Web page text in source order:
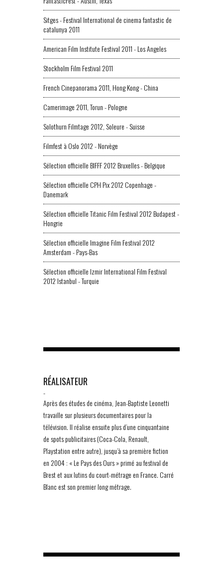
Sitges - Festival International de cinema fantastic de
catalunya 2011
American Film Institute Festival 2011 - Los Angeles
Stockholm Film Festival 2011
French Cinepanorama 2011, Hong Kong - China
Camerimage 2011, Torun - Pologne
Solothurn Filmtage 2012, Soleure - Suisse
Filmfest à Oslo 2012 - Norvège
Sélection officielle BIFFF 2012 Bruxelles - Belgique
Sélection officielle CPH Pix 2012 Copenhage -
Danemark
Sélection officielle Titanic Film Festival 2012 Budapest -
Hongrie
Sélection officielle Imagine Film Festival 2012
Amsterdam - Pays-Bas
Sélection officielle Izmir International Film Festival
2012 Istanbul - Turquie
RÉALISATEUR
-
Après des études de cinéma, Jean-Baptiste Leonetti
travaille sur plusieurs documentaires pour la
télévision. Il réalise ensuite plus d’une cinquantaine
de spots publicitaires (Coca-Cola, Renault,
Playstation entre autre), jusqu’à sa première fiction
en 2004 : « Le Pays des Ours » primé au festival de
Brest et aux lutins du court-métrage en France. Carré
Blanc est son premier long métrage.